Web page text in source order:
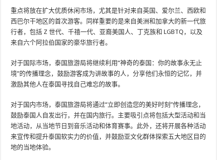
重点将放在扩大优质休闲市场，尤其是针对来自英国、爱尔兰、西欧和
西巴尔干地区的首次游客。同样重要的是来自美洲和加拿大的新一代旅
行者，包括 Z 世代、千禧一代、亚裔美国人、丁克族和 LGBTQ，以及
来自六个阿拉伯国家的豪华旅行者。
对于国际市场，泰国旅游局将继续利用“神奇的泰国：你的故事永无止
境”的传播理念，鼓励游客成为讲故事的人，分享他们永恒的记忆，并
激励其他人在泰国寻找自己难忘的故事。
对于国内市场，泰国旅游局将通过“立即创造您的美好时刻”传播理念，
鼓励泰国人自发出行，并在国内旅行。主要吸引点将包括大型活动和当
地活动，从当地节日到音乐活动和体育赛事。此外，还将开展各种活动
来宣传和提升泰国软实力的价值，并鼓励亚文化群体探索五大地区目的
地的当地体验。